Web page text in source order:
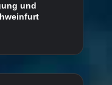
und